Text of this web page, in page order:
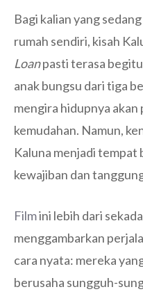
Bagi kalian yang
rumah sendiri, kisah
Loanpasti terasa
anak bungsu dari tiga
mengira hidupnya akan
kemudahan. Namun,
Kaluna menjadi tempat
kewajiban dan
Filmini lebih dari
menggambarkan
cara nyata: mereka
berusaha sungguh-